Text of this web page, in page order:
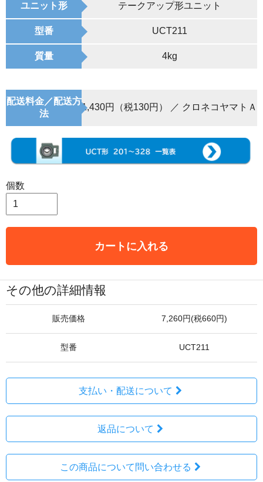
ユニット形 テークアップ形ユニット
型番 UCT211
質量 4kg
配送料金／配送方
法
1,430円（税130円） ／ クロネコヤマトＡ
個数
カートに入れる
その他の詳細情報
販売価格 7,260円(税660円)
型番 UCT211
支払い・配送について
返品について
この商品について問い合わせる